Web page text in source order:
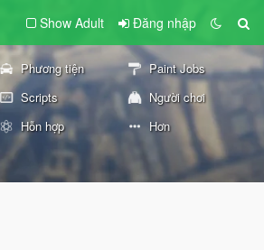
Show Adult Đăng nhập
Phương tiện
Paint Jobs
Scripts
Người chơi
Hỗn hợp Hơn